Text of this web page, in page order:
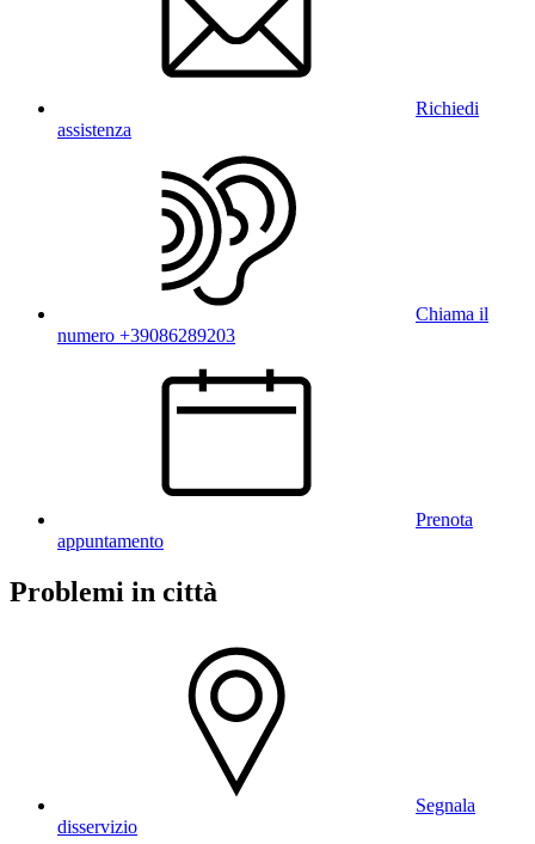
Richiedi
assistenza
Chiama il
numero +39086289203
Prenota
appuntamento
Problemi in città
Segnala
disservizio